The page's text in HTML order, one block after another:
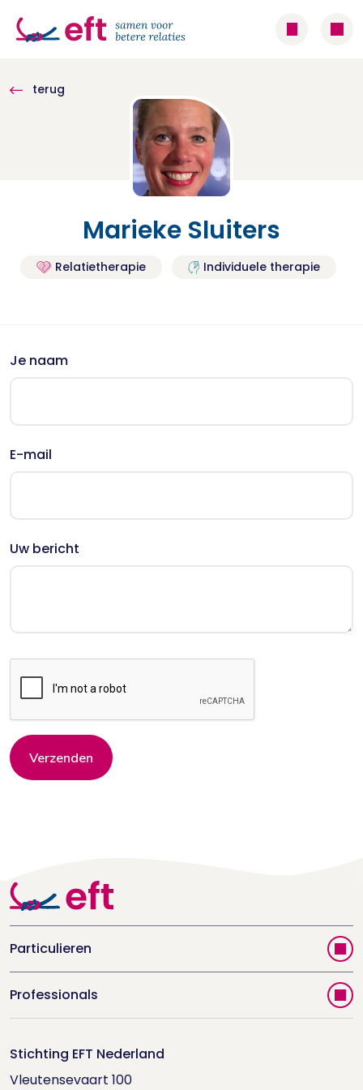
terug
Marieke Sluiters
Relatietherapie Individuele therapie
Je naam
E-mail
Uw bericht
Verzenden
Particulieren
Vind jouw therapeut
Videoportal
Doe de relatietest
Houd me Vast-bijeenkomsten
Professionals
Trainingen
Stichting EFT Nederland
Vleutensevaart 100